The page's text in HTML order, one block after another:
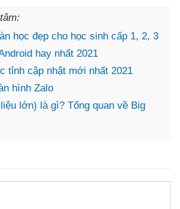
học đẹp cho học sinh cấp 1, 2, 3
hay nhất 2021
tỉnh cập nhật mới nhất 2021
hình Zalo
lớn) là gì? Tổng quan về Big